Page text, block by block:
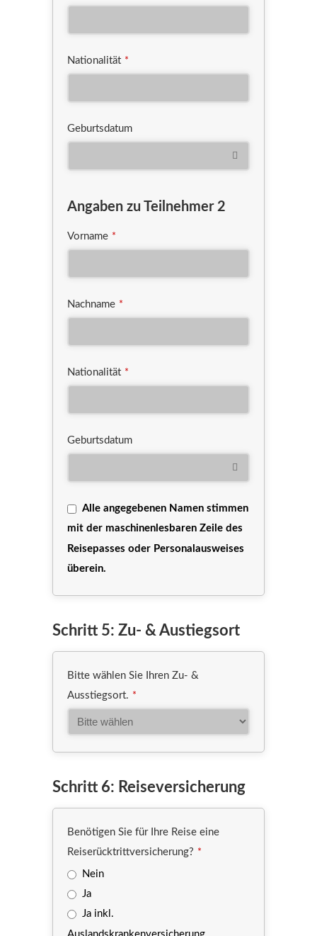
Nationalität *
Geburtsdatum
Angaben zu Teilnehmer 2
Vorname *
Nachname *
Nationalität *
Geburtsdatum
Alle angegebenen Namen stimmen
mit der maschinenlesbaren Zeile des
Reisepasses oder Personalausweises
überein.
Schritt 5: Zu- & Austiegsort
Bitte wählen Sie Ihren Zu- &
Ausstiegsort. *
Schritt 6: Reiseversicherung
Benötigen Sie für Ihre Reise eine
Reiserücktrittversicherung? *
Nein
Ja
Ja inkl.